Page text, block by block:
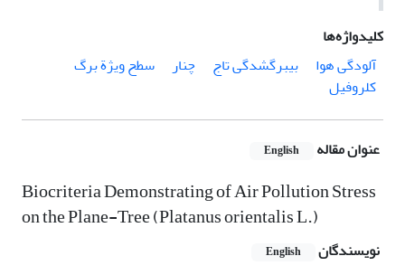
کلیدواژه‌ها
آلودگی هوا
بی‏برگ‏شدگی تاج چنار‏
سطح ویژة برگ
کلروفیل‌
عنوان مقاله English
Biocriteria Demonstrating of Air Pollution Stress
on the Plane-Tree (Platanus orientalis L.)
نویسندگان English